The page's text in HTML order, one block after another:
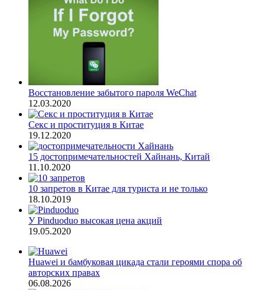
Восстановление забытого пароля WeChat
12.03.2020
Секс и проституция в Китае
19.12.2020
15 достопримечательностей Хайнань, Китай
11.10.2020
10 запретов в Китае для туриста и не только
18.10.2019
У Pinduoduo высокая цена акций
19.05.2020
Huawei и бамбуковая цикада стали героями спора об
авторских правах
06.08.2026